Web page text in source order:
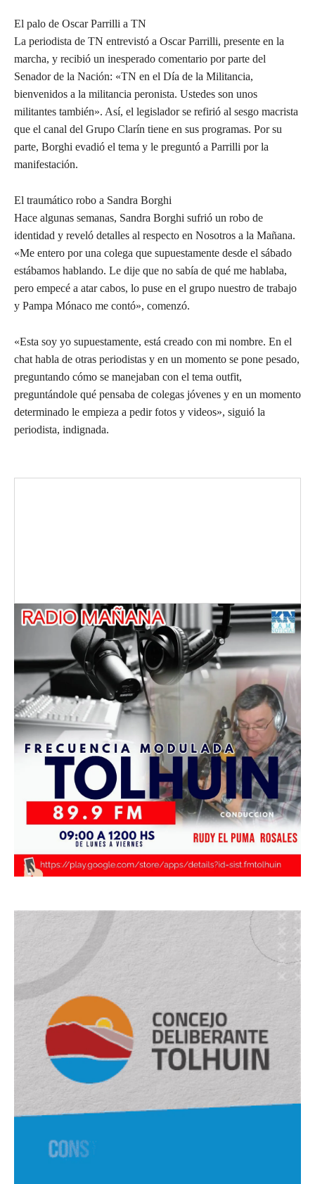
El palo de Oscar Parrilli a TN
La periodista de TN entrevistó a Oscar Parrilli, presente en la
marcha, y recibió un inesperado comentario por parte del
Senador de la Nación: «TN en el Día de la Militancia,
bienvenidos a la militancia peronista. Ustedes son unos
militantes también». Así, el legislador se refirió al sesgo macrista
que el canal del Grupo Clarín tiene en sus programas. Por su
parte, Borghi evadió el tema y le preguntó a Parrilli por la
manifestación.
El traumático robo a Sandra Borghi
Hace algunas semanas, Sandra Borghi sufrió un robo de
identidad y reveló detalles al respecto en Nosotros a la Mañana.
«Me entero por una colega que supuestamente desde el sábado
estábamos hablando. Le dije que no sabía de qué me hablaba,
pero empecé a atar cabos, lo puse en el grupo nuestro de trabajo
y Pampa Mónaco me contó», comenzó.
«Esta soy yo supuestamente, está creado con mi nombre. En el
chat habla de otras periodistas y en un momento se pone pesado,
preguntando cómo se manejaban con el tema outfit,
preguntándole qué pensaba de colegas jóvenes y en un momento
determinado le empieza a pedir fotos y videos», siguió la
periodista, indignada.